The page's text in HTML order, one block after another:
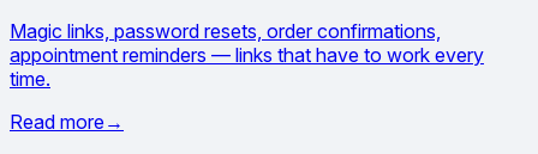
Magic links, password resets, order confirmations,
appointment reminders — links that have to work every
time.
Read more →